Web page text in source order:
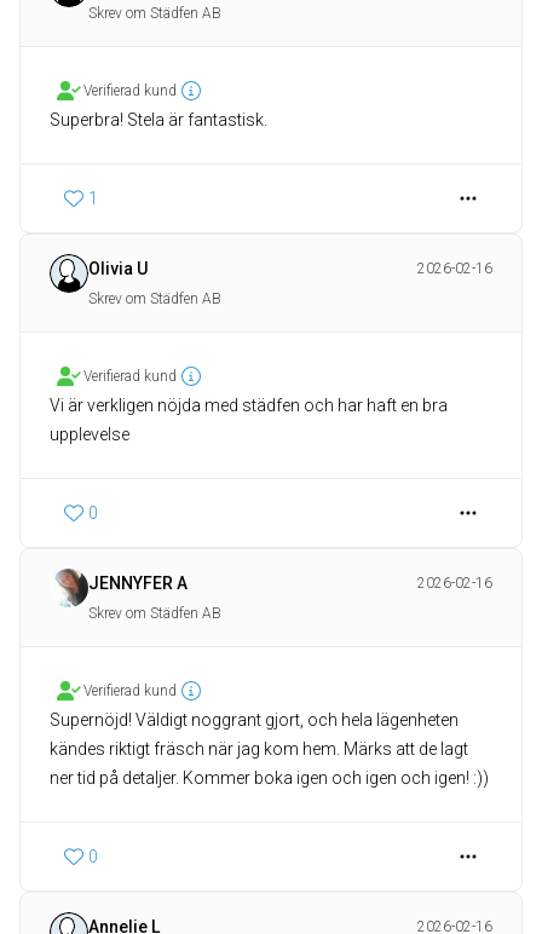
Skrev om Städfen AB
Verifierad kund
Superbra! Stela är fantastisk.
1
Olivia U
2026-02-16
Skrev om Städfen AB
Verifierad kund
Vi är verkligen nöjda med städfen och har haft en bra
upplevelse
0
JENNYFER A
2026-02-16
Skrev om Städfen AB
Verifierad kund
Supernöjd! Väldigt noggrant gjort, och hela lägenheten
kändes riktigt fräsch när jag kom hem. Märks att de lagt
ner tid på detaljer. Kommer boka igen och igen och igen! :))
0
Annelie L
2026-02-16